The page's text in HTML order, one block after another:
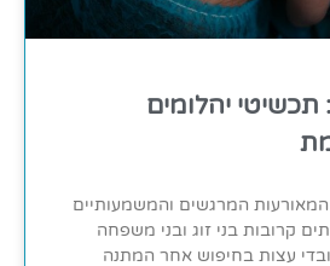
תכשיטי יהלומים
המרגשים והמשמעותיים
קרובות בני זוג ובני משפחה
עצות בחיפוש אחר המתנה